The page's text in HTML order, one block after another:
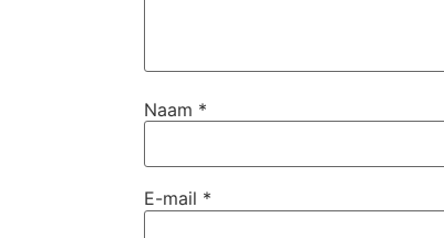
Naam *
E-mail *